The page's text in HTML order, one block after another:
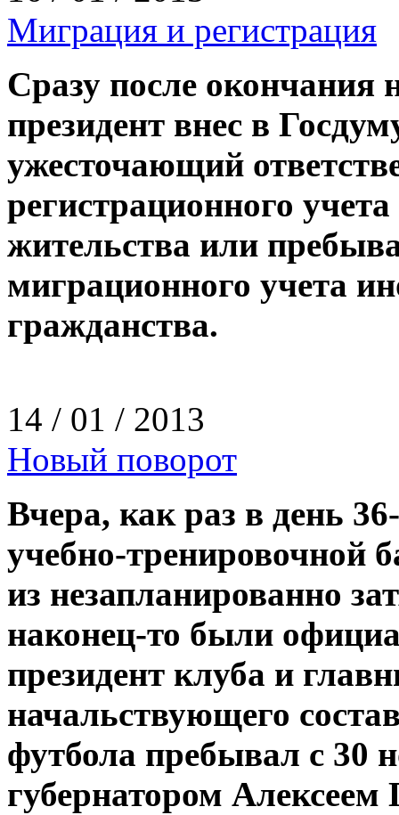
Миграция и регистрация
Сразу после окончания
президент внес в
ужесточающий
регистрационного
жительства или
миграционного учета
гражданства.
14 / 01 / 2013
Новый поворот
Вчера, как раз в день
учебно-тренировочной
из незапланированно
наконец-то были
президент клуба и
начальствующего
футбола пребывал с 30
губернатором